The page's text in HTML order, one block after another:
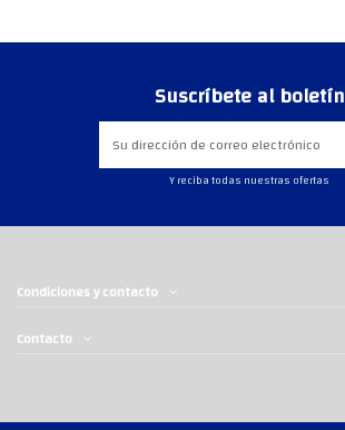
Suscríbete al boletín
Y reciba todas nuestras ofertas
Condiciones y contacto
Contacto